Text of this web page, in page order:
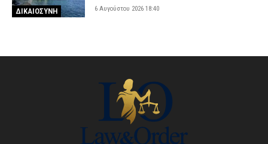
ΔΙΚΑΙΟΣΥΝΗ 6 Αυγούστου 2026 18:40